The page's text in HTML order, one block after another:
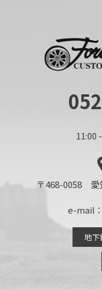
11:00
〒468-0058 愛
e-mail：
地下